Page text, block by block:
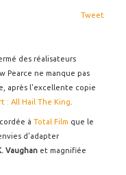
Tweet
des réalisateurs
Pearce ne manque pas
après l'excellente copie
: All Hail The King
à Total Film que le
d'adapter
Vaughan et magnifiée